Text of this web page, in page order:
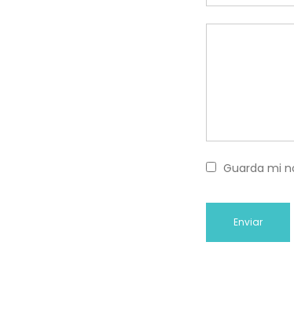
Guarda mi